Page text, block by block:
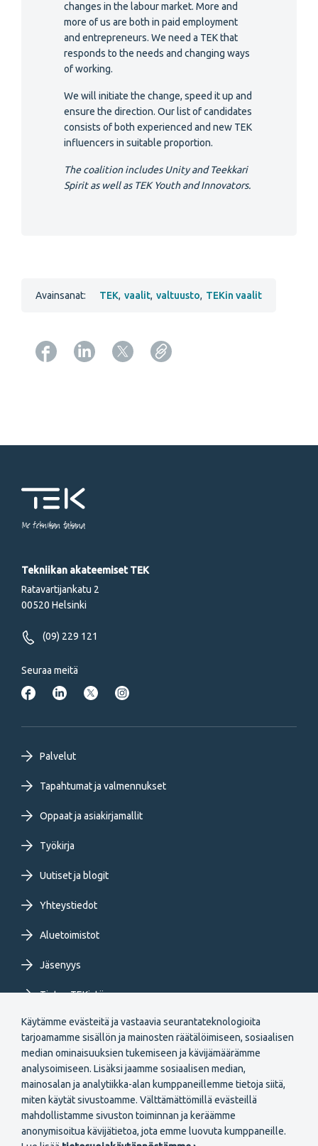
Käytämme evästeitä ja vastaavia seurantateknologioita
tarjoamamme sisällön ja mainosten räätälöimiseen, sosiaalisen
median ominaisuuksien tukemiseen ja kävijämäärämme
analysoimiseen. Lisäksi jaamme sosiaalisen median,
mainosalan ja analytiikka-alan kumppaneillemme tietoja siitä,
miten käytät sivustoamme. Välttämättömillä evästeillä
mahdollistamme sivuston toiminnan ja keräämme
anonymisoitua kävijätietoa, jota emme luovuta kumppaneille.
changes in the labour market. More and
more of us are both in paid employment
and entrepreneurs. We need a TEK that
responds to the needs and changing ways
of working.
We will initiate the change, speed it up and
ensure the direction. Our list of candidates
consists of both experienced and new TEK
influencers in suitable proportion.
The coalition includes Unity and Teekkari
Spirit as well as TEK Youth and Innovators.
Avainsanat: TEK, vaalit, valtuusto, TEKin vaalit
Me tekniikan takana
Tekniikan akateemiset TEK
Ratavartijankatu 2
00520 Helsinki
(09) 229 121
Seuraa meitä
Footer
primary
menu
FI
Palvelut
Tapahtumat ja valmennukset
Oppaat ja asiakirjamallit
Työkirja
Uutiset ja blogit
Yhteystiedot
Aluetoimistot
Jäsenyys
Tietoa TEKistä
Extranet
Secondary
Liity jäseneksi